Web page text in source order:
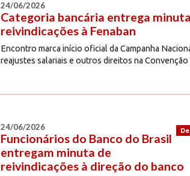
24/06/2026
Categoria bancária entrega
reivindicações à Fenaban
Encontro marca início oficial da Campanha
reajustes salariais e outros direitos na
24/06/2026
Funcionários do Banco do Brasil
entregam minuta de
reivindicações à direção do banco